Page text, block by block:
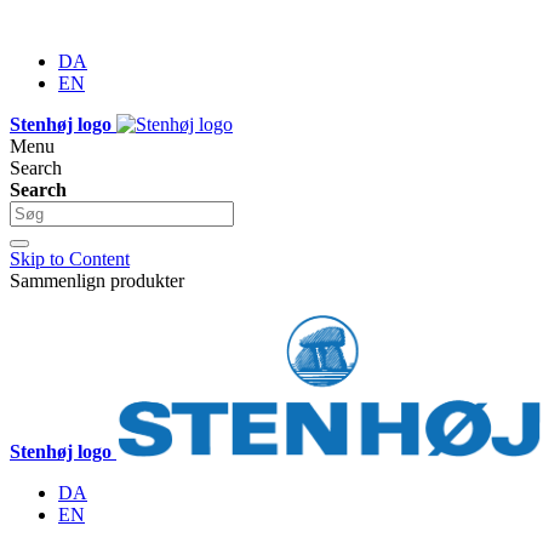
DA
EN
Stenhøj logo
Menu
Search
Search
Skip to Content
Sammenlign produkter
Stenhøj logo
DA
EN